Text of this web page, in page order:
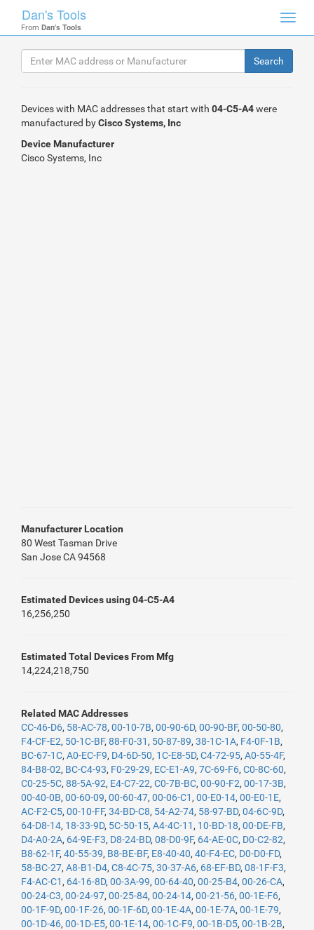
Dan's Tools
From Dan's Tools
Devices with MAC addresses that start with 04-C5-A4were
manufactured byCisco Systems, Inc
Device Manufacturer
Cisco Systems, Inc
Manufacturer Location
80 West Tasman Drive
San Jose CA 94568
Estimated Devices using 04-C5-A4
16,256,250
Estimated Total Devices From Mfg
14,224,218,750
Related MAC Addresses
CC-46-D6, 58-AC-78, 00-10-7B, 00-90-6D, 00-90-BF, 00-50-80,
F4-CF-E2, 50-1C-BF, 88-F0-31 , 50-87-89, 38-1C-1A, F4-0F-1B,
BC-67-1C, A0-EC-F9, D4-6D-50, 1C-E8-5D, C4-72-95, A0-55-4F,
84-B8-02, BC-C4-93, F0-29-29, EC-E1-A9, 7C-69-F6, C0-8C-60,
C0-25-5C, 88-5A-92, E4-C7-22, C0-7B-BC, 00-90-F2, 00-17-3B,
00-40-0B, 00-60-09, 00-60-47, 00-06-C1 , 00-E0-14, 00-E0-1E,
AC-F2-C5, 00-10-FF, 34-BD-C8, 54-A2-74, 58-97-BD, 04-6C-9D,
64-D8-14, 18-33-9D, 5C-50-15, A4-4C-11 , 10-BD-18, 00-DE-FB,
D4-A0-2A, 64-9E-F3, D8-24-BD, 08-D0-9F, 64-AE-0C, D0-C2-82,
B8-62-1F, 40-55-39, B8-BE-BF, E8-40-40, 40-F4-EC, D0-D0-FD,
58-BC-27, A8-B1-D4, C8-4C-75, 30-37-A6, 68-EF-BD, 08-1F-F3,
F4-AC-C1 , 64-16-8D, 00-3A-99, 00-64-40, 00-25-B4, 00-26-CA,
00-24-C3, 00-24-97, 00-25-84, 00-24-14, 00-21-56, 00-1E-F6,
00-1F-9D, 00-1F-26, 00-1F-6D, 00-1E-4A, 00-1E-7A, 00-1E-79,
00-1D-46, 00-1D-E5, 00-1E-14, 00-1C-F9, 00-1B-D5, 00-1B-2B,